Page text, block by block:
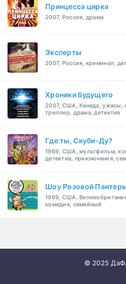
Принцесса цирка
2007, Россия, драма
Эксперты
2007, Россия, криминал,
Хроники будущего
2007, США, Канада, ужасы,
триллер, драма, детектив
Где ты, Скуби-Ду?
1969, США, мультфильм,
детектив, приключения,
Шоу Розовой
1969, США,
комедия, семейный
© 2025